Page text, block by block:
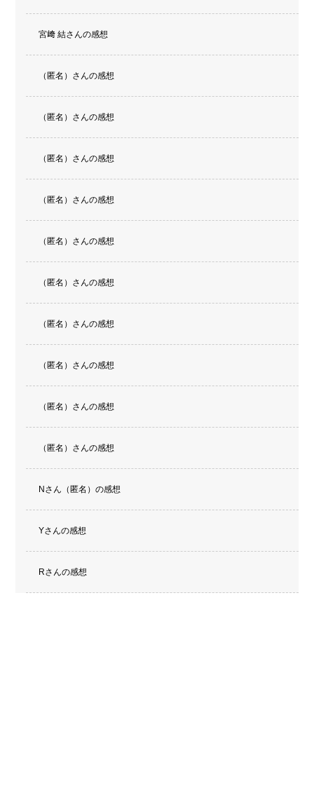
宮﨑 結さんの感想
（匿名）さんの感想
（匿名）さんの感想
（匿名）さんの感想
（匿名）さんの感想
（匿名）さんの感想
（匿名）さんの感想
（匿名）さんの感想
（匿名）さんの感想
（匿名）さんの感想
（匿名）さんの感想
Nさん（匿名）の感想
Yさんの感想
Rさんの感想